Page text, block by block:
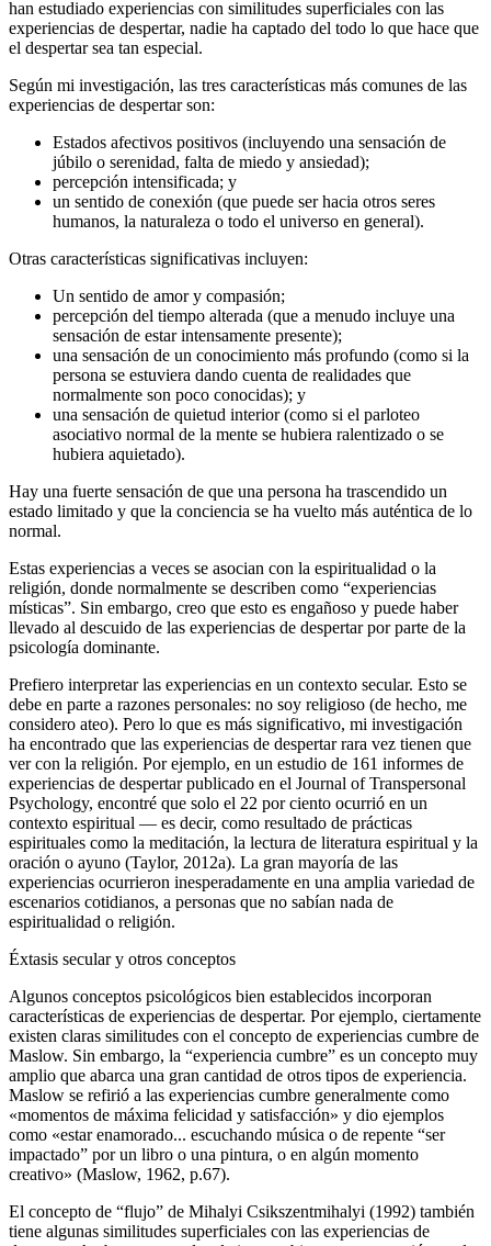
han estudiado experiencias con similitudes superficiales con las
experiencias de despertar, nadie ha captado del todo lo que hace que
el despertar sea tan especial.
Según mi investigación, las tres características más comunes de las
experiencias de despertar son:
Estados afectivos positivos (incluyendo una sensación de
júbilo o serenidad, falta de miedo y ansiedad);
percepción intensificada; y
un sentido de conexión (que puede ser hacia otros seres
humanos, la naturaleza o todo el universo en general).
Otras características significativas incluyen:
Un sentido de amor y compasión;
percepción del tiempo alterada (que a menudo incluye una
sensación de estar intensamente presente);
una sensación de un conocimiento más profundo (como si la
persona se estuviera dando cuenta de realidades que
normalmente son poco conocidas); y
una sensación de quietud interior (como si el parloteo
asociativo normal de la mente se hubiera ralentizado o se
hubiera aquietado).
Hay una fuerte sensación de que una persona ha trascendido un
estado limitado y que la conciencia se ha vuelto más auténtica de lo
normal.
Estas experiencias a veces se asocian con la espiritualidad o la
religión, donde normalmente se describen como “experiencias
místicas”. Sin embargo, creo que esto es engañoso y puede haber
llevado al descuido de las experiencias de despertar por parte de la
psicología dominante.
Prefiero interpretar las experiencias en un contexto secular. Esto se
debe en parte a razones personales: no soy religioso (de hecho, me
considero ateo). Pero lo que es más significativo, mi investigación
ha encontrado que las experiencias de despertar rara vez tienen que
ver con la religión. Por ejemplo, en un estudio de 161 informes de
experiencias de despertar publicado en el Journal of Transpersonal
Psychology, encontré que solo el 22 por ciento ocurrió en un
contexto espiritual ― es decir, como resultado de prácticas
espirituales como la meditación, la lectura de literatura espiritual y la
oración o ayuno (Taylor, 2012a). La gran mayoría de las
experiencias ocurrieron inesperadamente en una amplia variedad de
escenarios cotidianos, a personas que no sabían nada de
espiritualidad o religión.
Éxtasis secular y otros conceptos
Algunos conceptos psicológicos bien establecidos incorporan
características de experiencias de despertar. Por ejemplo, ciertamente
existen claras similitudes con el concepto de experiencias cumbre de
Maslow. Sin embargo, la “experiencia cumbre” es un concepto muy
amplio que abarca una gran cantidad de otros tipos de experiencia.
Maslow se refirió a las experiencias cumbre generalmente como
«momentos de máxima felicidad y satisfacción» y dio ejemplos
como «estar enamorado... escuchando música o de repente “ser
impactado” por un libro o una pintura, o en algún momento
creativo» (Maslow, 1962, p.67).
El concepto de “flujo” de Mihalyi Csikszentmihalyi (1992) también
tiene algunas similitudes superficiales con las experiencias de